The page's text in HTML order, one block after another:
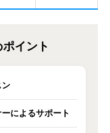
イント
ン
によるサポート